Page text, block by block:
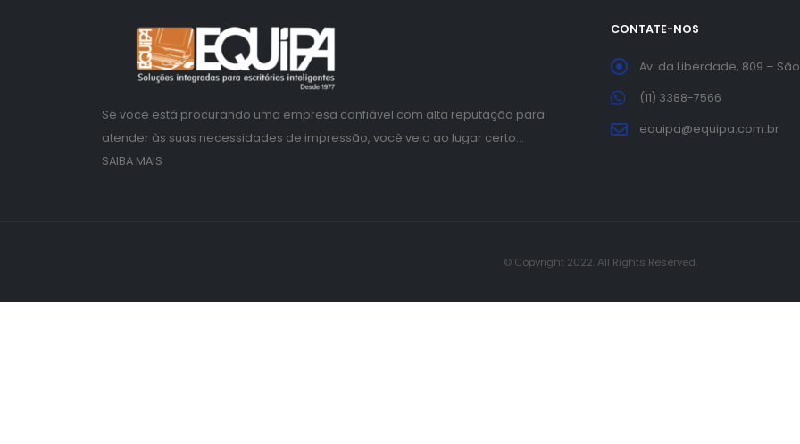
Se você está procurando uma empresa confiável com alta reputação para
atender às suas necessidades de impressão, você veio ao lugar certo…
SAIBA MAIS
CONTATE-NOS
Av. da Liberdade, 809 –
(11) 3388-7566
equipa@equipa.com.br
© Copyright 2022. All Rights Reserved.